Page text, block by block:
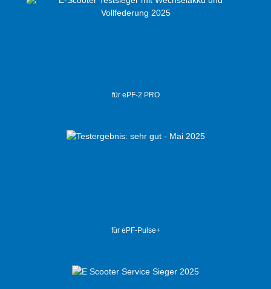
für ePF-2 PRO
für ePF-Pulse+